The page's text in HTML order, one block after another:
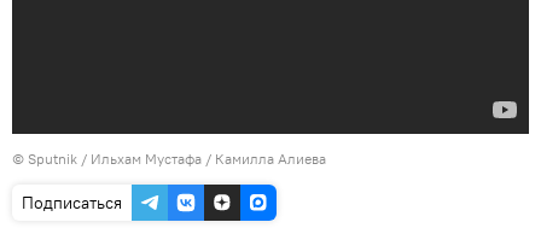
© Sputnik / Ильхам Мустафа / Камилла Алиева
Подписаться